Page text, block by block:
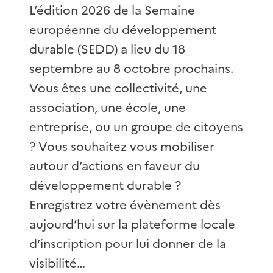
L’édition 2026 de la Semaine
européenne du développement
durable (SEDD) a lieu du 18
septembre au 8 octobre prochains.
Vous êtes une collectivité, une
association, une école, une
entreprise, ou un groupe de citoyens
? Vous souhaitez vous mobiliser
autour d’actions en faveur du
développement durable ?
Enregistrez votre évènement dès
aujourd’hui sur la plateforme locale
d’inscription pour lui donner de la
visibilité…